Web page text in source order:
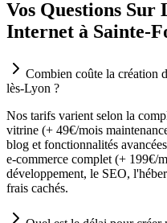
Vos Questions Sur
Internet à Sainte-
Combien coûte la création
lès-Lyon ?
Nos tarifs varient selon la
vitrine (+ 49€/mois
blog et fonctionnalités
e-commerce complet (+ 199€/
développement, le SEO,
frais cachés.